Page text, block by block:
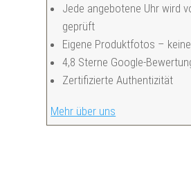
Jede angebotene Uhr wird
geprüft
Eigene Produktfotos –
4,8 Sterne Google-
Zertifizierte Authentizität
Mehr über uns